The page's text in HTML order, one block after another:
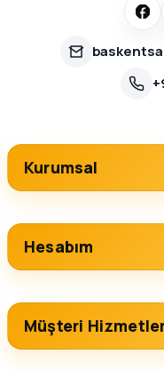
Kurumsal
Hesabım
Müşteri